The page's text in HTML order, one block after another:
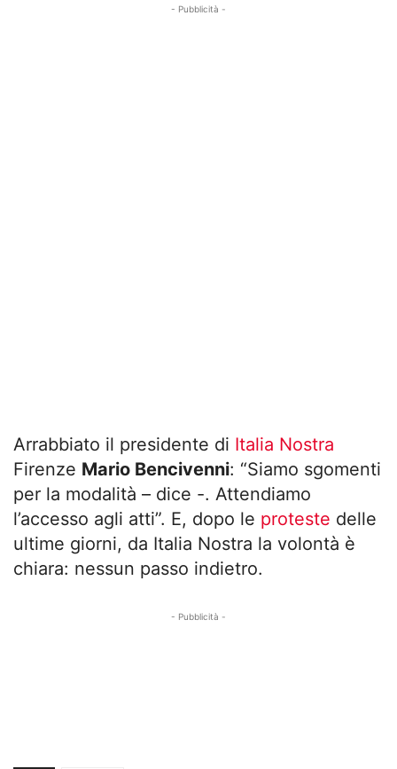
- Pubblicità -
Arrabbiato il presidente di Italia Nostra
Firenze Mario Bencivenni: “Siamo sgomenti
per la modalità – dice -. Attendiamo
l’accesso agli atti”. E, dopo le proteste delle
ultime giorni, da Italia Nostra la volontà è
chiara: nessun passo indietro.
- Pubblicità -